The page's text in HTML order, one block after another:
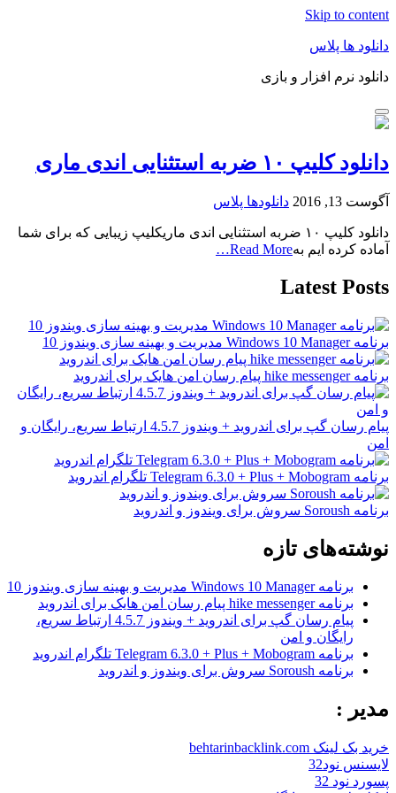
Skip to content
دانلود ها پلاس
دانلود نرم افزار و بازی
دانلود کلیپ ۱۰ ضربه استثنایی اندی ماری
آگوست 13, 2016 دانلودها پلاس
دانلود کلیپ ۱۰ ضربه استثنایی اندی ماریکلیپ زیبایی که برای شما
آماده کرده ایم بهRead More…
Latest Posts
برنامه Windows 10 Manager مدیریت و بهینه سازی ویندوز 10
برنامه hike messenger پیام‌ رسان‌ امن هایک برای اندروید
پیام رسان گپ برای اندروید + ویندوز 4.5.7 ارتباط سریع، رایگان و
امن
برنامه Telegram 6.3.0 + Plus + Mobogram تلگرام اندروید
برنامه Soroush سروش برای ویندوز و اندروید
نوشته‌های تازه
برنامه Windows 10 Manager مدیریت و بهینه سازی ویندوز 10
برنامه hike messenger پیام‌ رسان‌ امن هایک برای اندروید
پیام رسان گپ برای اندروید + ویندوز 4.5.7 ارتباط سریع،
رایگان و امن
برنامه Telegram 6.3.0 + Plus + Mobogram تلگرام اندروید
برنامه Soroush سروش برای ویندوز و اندروید
مدیر :
خرید بک لینک behtarinbacklink.com
لایسنس نود32
پسورد نود 32